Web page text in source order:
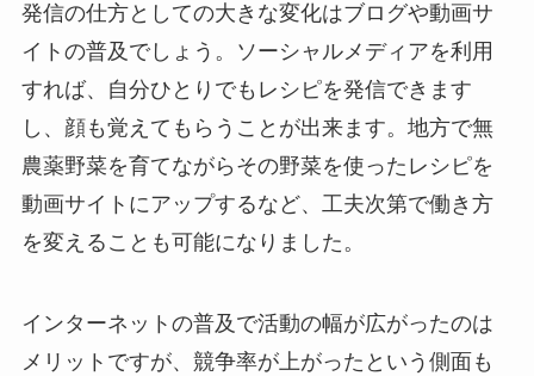
発信の仕方としての大きな変化はブログや動画サ
イトの普及でしょう。ソーシャルメディアを利用
すれば、自分ひとりでもレシピを発信できます
し、顔も覚えてもらうことが出来ます。地方で無
農薬野菜を育てながらその野菜を使ったレシピを
動画サイトにアップするなど、工夫次第で働き方
を変えることも可能になりました。
インターネットの普及で活動の幅が広がったのは
メリットですが、競争率が上がったという側面も